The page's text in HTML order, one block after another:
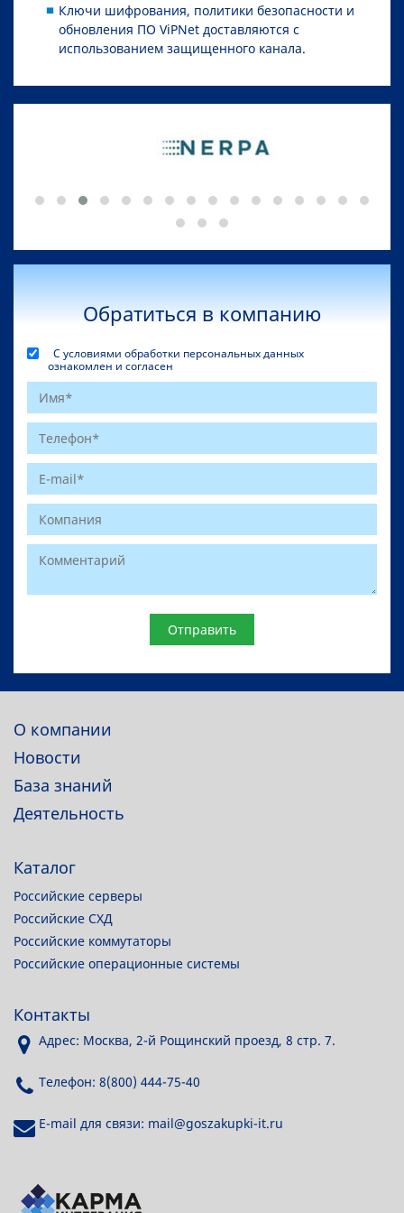
Ключи шифрования, политики безопасности и
обновления ПО ViPNet доставляются с
использованием защищенного канала.
Обратиться в компанию
С условиями обработки персональных данных
ознакомлен и согласен
О компании
Новости
База знаний
Деятельность
Каталог
Российские серверы
Российские СХД
Российские коммутаторы
Российские операционные системы
Контакты
Адрес: Москва, 2-й Рощинский проезд, 8 стр. 7.
Телефон: 8(800) 444-75-40
E-mail для связи: mail@goszakupki-it.ru